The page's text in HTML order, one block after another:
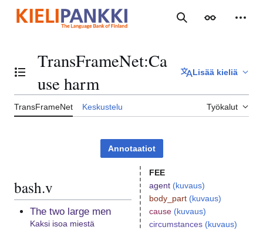
sisältöön
Haku Ulkoasu
Vaihda sisällysluettelo
TransFrameNet:Ca
use harm
Lisää kieliä
TransFrameNet Keskustelu Työkalut
Annotaatiot
bash.v
The two large men
Kaksi isoa miestä
FEE
agent (kuvaus)
body_part (kuvaus)
cause (kuvaus)
circumstances (kuvaus)